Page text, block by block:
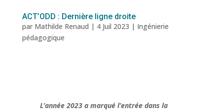
ACT’ODD : Dernière ligne droite
par Mathilde Renaud | 4 Juil 2023 | Ingénierie
pédagogique
L’année 2023 a marqué l’entrée dans la